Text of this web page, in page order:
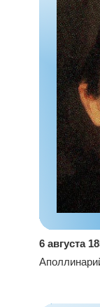
6 августа